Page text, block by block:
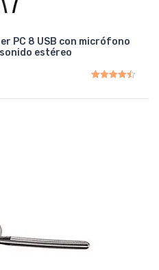
PC 8 USB con micrófono
estéreo